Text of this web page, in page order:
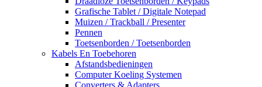
Grafische Tablet / Digitale Notepad
Muizen / Trackball / Presenter
Pennen
Toetsenborden / Toetsenborden
Kabels En Toebehoren
Afstandsbedieningen
Computer Koeling Systemen
Converters & Adapters